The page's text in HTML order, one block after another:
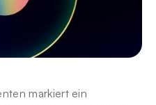
markiert ein